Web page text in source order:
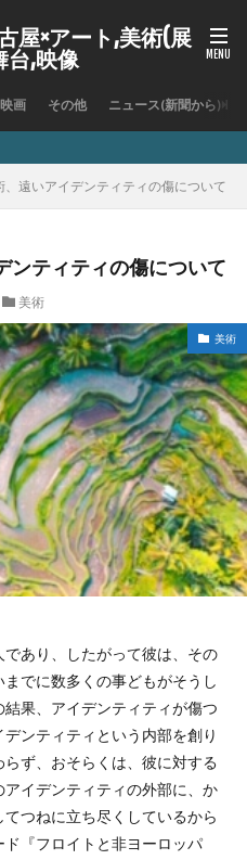
古屋×アート,美術(展
台,映像
画 その他 ニュース(新聞から)
、遠いアイデンティティの傷について
ンティティの傷について
美術
美術
あり、したがって彼は、その
でに数多くの事どもがそうし
果、アイデンティティが傷つ
ンティティという内部を創り
ず、おそらくは、彼に対する
イデンティティの外部に、か
つねに立ち尽くしているから
『フロイトと非ヨーロッパ